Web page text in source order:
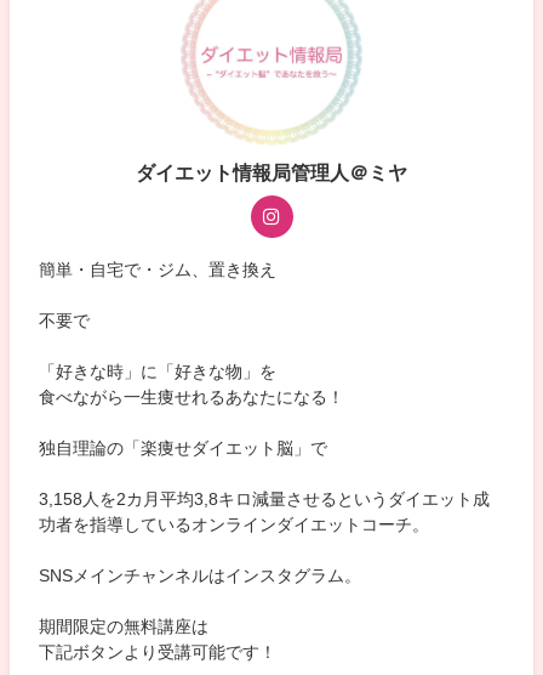
ダイエット情報局管理人＠ミヤ
簡単・自宅で・ジム、置き換え
不要で
「好きな時」に「好きな物」を
食べながら一生痩せれるあなたになる！
独自理論の「楽痩せダイエット脳」で
3,158人を2カ月平均3,8キロ減量させるというダイエット成
功者を指導しているオンラインダイエットコーチ。
SNSメインチャンネルはインスタグラム。
期間限定の無料講座は
下記ボタンより受講可能です！